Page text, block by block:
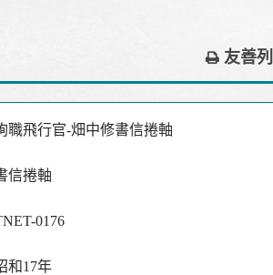
友善
職飛行官-畑中修書信捲軸
信捲軸
0176
和17年